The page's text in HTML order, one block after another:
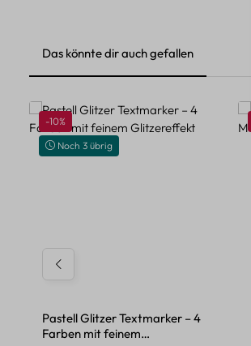
Das könnte dir auch gefallen
Produktgalerie überspringen
Rabatt
-10%
Noch 3 übrig
Pastell Glitzer Textmarker – 4
Farben mit feinem